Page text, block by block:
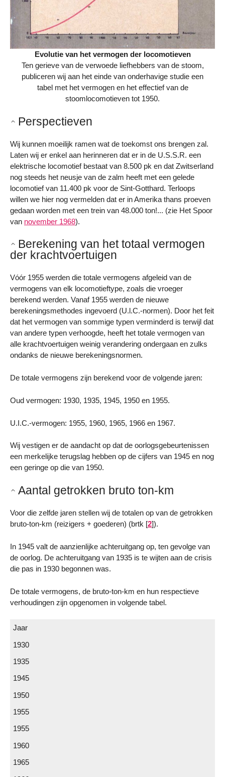
Evolutie van het vermogen der locomotieven
Ten gerieve van de verwoede liefhebbers van de stoom,
publiceren wij aan het einde van onderhavige studie een
tabel met het vermogen en het effectief van de
stoomlocomotieven tot 1950.
Perspectieven
Wij kunnen moeilijk ramen wat de toekomst ons brengen zal.
Laten wij er enkel aan herinneren dat er in de U.S.S.R. een
elektrische locomotief bestaat van 8.500 pk en dat Zwitserland
nog steeds het neusje van de zalm heeft met een gelede
locomotief van 11.400 pk voor de Sint-Gotthard. Terloops
willen we hier nog vermelden dat er in Amerika thans proeven
gedaan worden met een trein van 48.000 ton!... (zie Het Spoor
van november 1968).
Berekening van het totaal vermogen
der krachtvoertuigen
Vóór 1955 werden die totale vermogens afgeleid van de
vermogens van elk locomotieftype, zoals die vroeger
berekend werden. Vanaf 1955 werden de nieuwe
berekeningsmethodes ingevoerd (U.l.C.-normen). Door het feit
dat het vermogen van sommige typen verminderd is terwijl dat
van andere typen verhoogde, heeft het totale vermogen van
alle krachtvoertuigen weinig verandering ondergaan en zulks
ondanks de nieuwe berekeningsnormen.
De totale vermogens zijn berekend voor de volgende jaren:
Oud vermogen: 1930, 1935, 1945, 1950 en 1955.
U.I.C.-vermogen: 1955, 1960, 1965, 1966 en 1967.
Wij vestigen er de aandacht op dat de oorlogsgebeurtenissen
een merkelijke terugslag hebben op de cijfers van 1945 en nog
een geringe op die van 1950.
Aantal getrokken bruto ton-km
Voor die zelfde jaren stellen wij de totalen op van de getrokken
bruto-ton-km (reizigers + goederen) (brtk [2]).
In 1945 valt de aanzienlijke achteruitgang op, ten gevolge van
de oorlog. De achteruitgang van 1935 is te wijten aan de crisis
die pas in 1930 begonnen was.
De totale vermogens, de bruto-ton-km en hun respectieve
verhoudingen zijn opgenomen in volgende tabel.
Jaar
1930
1935
1945
1950
1955
1955
1960
1965